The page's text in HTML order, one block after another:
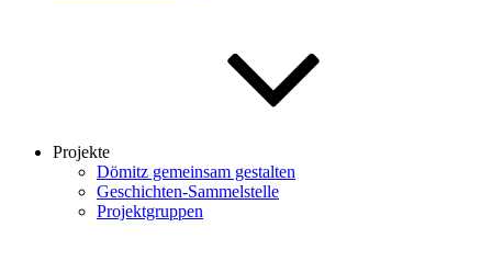
Projekte
Dömitz gemeinsam gestalten
Geschichten-Sammelstelle
Projektgruppen